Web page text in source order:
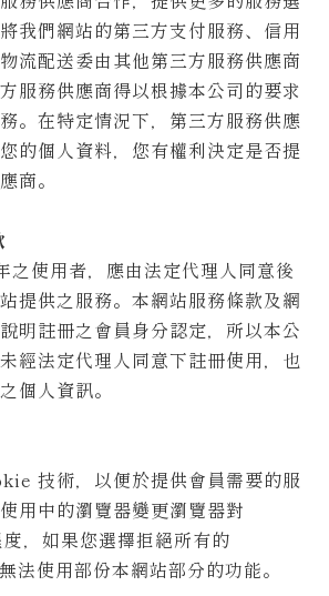
我們網站的第三方支付服務、信用
流配送委由其他第三方服務供應商
服務供應商得以根據本公司的要求
。在特定情況下，第三方服務供應
的個人資料，您有權利決定是否提
商。
之使用者，應由法定代理人同意後
提供之服務。本網站服務條款及網
明註冊之會員身分認定，所以本公
經法定代理人同意下註冊使用，也
個人資訊。
技術，以便於提供會員需要的服
用中的瀏覽器變更瀏覽器對
，如果您選擇拒絕所有的
法使用部份本網站部分的功能。